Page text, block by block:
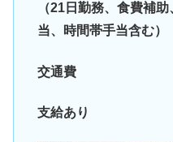
（21日勤務、食費補
当、時間帯手当含む）
交通費
支給あり